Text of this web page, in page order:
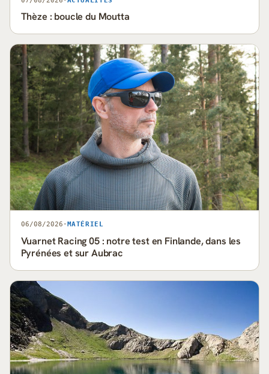
Thèze : boucle du Moutta
06/08/2026 · MATÉRIEL
Vuarnet Racing 05 : notre test en Finlande, dans les
Pyrénées et sur Aubrac